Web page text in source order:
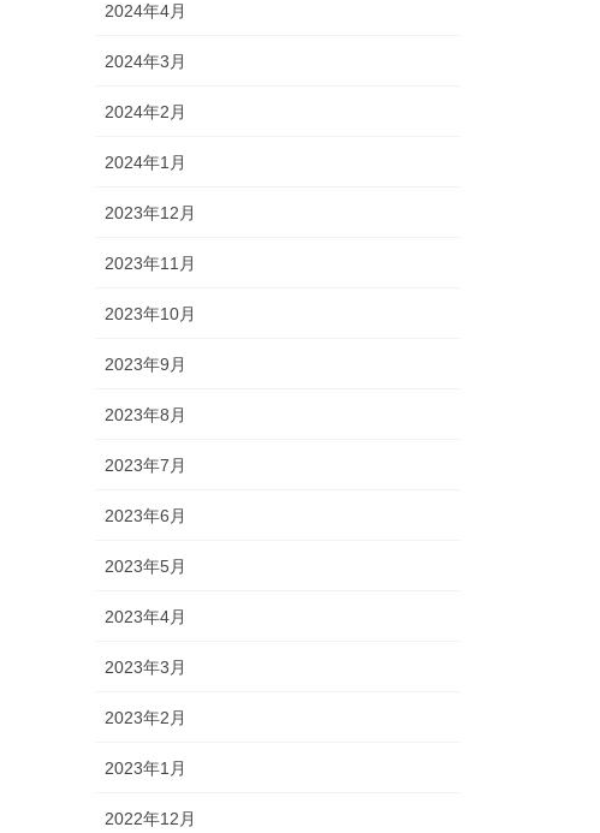
2024年4月
2024年3月
2024年2月
2024年1月
2023年12月
2023年11月
2023年10月
2023年9月
2023年8月
2023年7月
2023年6月
2023年5月
2023年4月
2023年3月
2023年2月
2023年1月
2022年12月